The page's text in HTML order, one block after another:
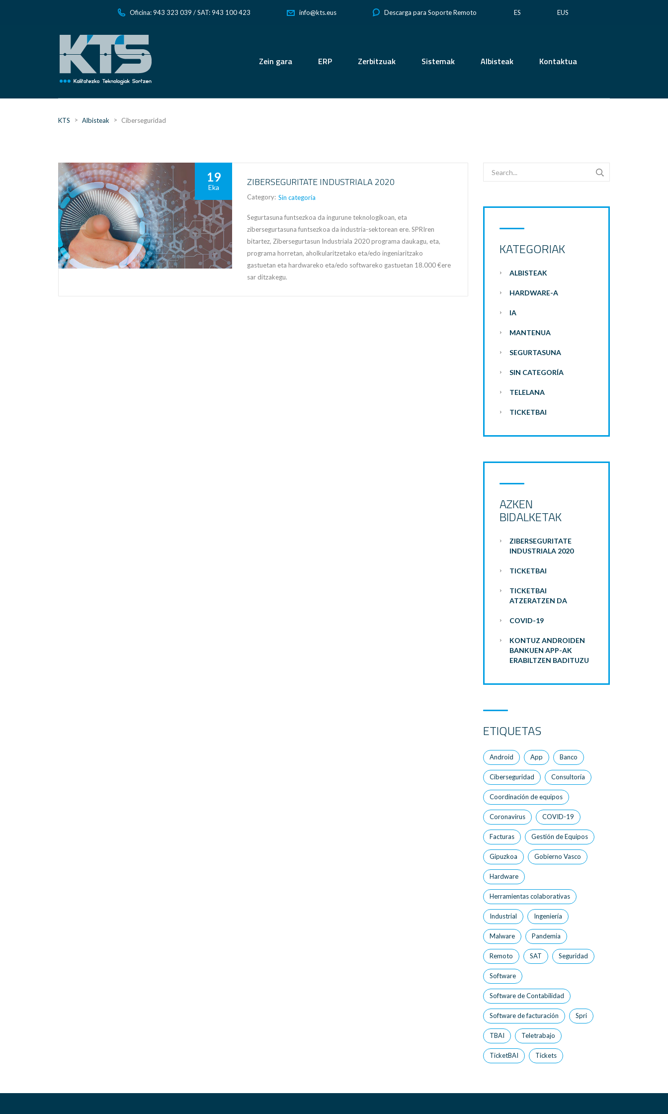
Oficina: 943 323 039 / SAT: 943 100 423 info@kts.eus Descarga para Soporte Remoto ES EUS
Zein gara ERP Zerbitzuak Sistemak Albisteak Kontaktua
KTS > Albisteak > Ciberseguridad
19
Eka ZIBERSEGURITATE INDUSTRIALA 2020
Category: Sin categoría
Segurtasuna funtsezkoa da ingurune teknologikoan, eta
zibersegurtasuna funtsezkoa da industria-sektorean ere. SPRIren
bitartez, Zibersegurtasun Industriala 2020 programa daukagu, eta,
programa horretan, aholkularitzetako eta/edo ingeniaritzako
gastuetan eta hardwareko eta/edo softwareko gastuetan 18.000 €ere
sar ditzakegu.
KATEGORIAK
ALBISTEAK
HARDWARE-A
IA
MANTENUA
SEGURTASUNA
SIN CATEGORÍA
TELELANA
TICKETBAI
AZKEN
BIDALKETAK
ZIBERSEGURITATE
INDUSTRIALA 2020
TICKETBAI
TICKETBAI
ATZERATZEN DA
COVID-19
KONTUZ ANDROIDEN
BANKUEN APP-AK
ERABILTZEN BADITUZU
ETIQUETAS
Android App Banco
Ciberseguridad Consultoría
Coordinación de equipos
Coronavirus COVID-19
Facturas Gestión de Equipos
Gipuzkoa Gobierno Vasco
Hardware
Herramientas colaborativas
Industrial Ingeniería
Malware Pandemia
Remoto SAT Seguridad
Software
Software de Contabilidad
Software de facturación Spri
TBAI Teletrabajo
TicketBAI Tickets